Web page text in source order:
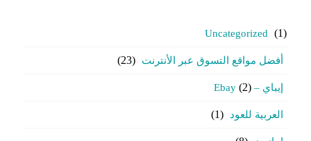
Uncategorized (1)
أفضل مواقع التسوق عبر الأنترنت (23)
إيباي – Ebay (2)
العربية للعود (1)